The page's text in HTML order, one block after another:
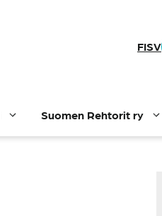
FISV
Suomen Rehtorit ry